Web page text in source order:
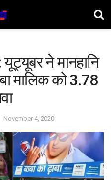
यूट्यूबर ने मानहानि
मालिक को 3.78
November 4, 2020